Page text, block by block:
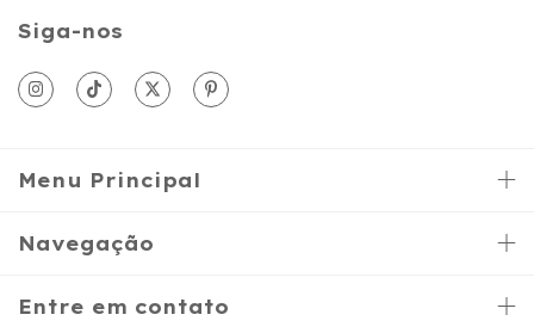
Siga-nos
Menu Principal
Navegação
Entre em contato